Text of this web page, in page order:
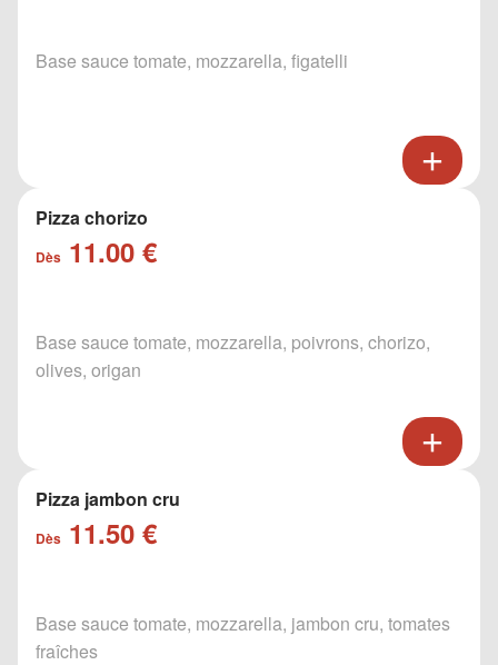
Base sauce tomate, mozzarella, figatelli
Pizza chorizo
Dès 11.00 €
Base sauce tomate, mozzarella, poivrons, chorizo,
olives, origan
Pizza jambon cru
Dès 11.50 €
Base sauce tomate, mozzarella, jambon cru, tomates
fraîches